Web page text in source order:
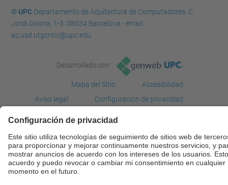
© UPCDepartamento de Aquitectura de Computadores. C.
Jordi Girona, 1-3. 08034 Barcelona - email:
ac.usd.utgcntic@upc.edu
Desarrollado con
Mapa del Sitio
Accesibilidad
Aviso legal
Configuración de privacidad